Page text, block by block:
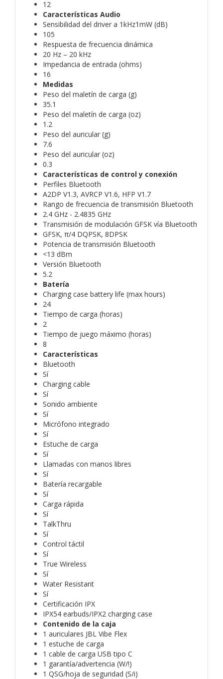
12
Características Audio
Sensibilidad del driver a 1kHz1mW (dB)
105
Respuesta de frecuencia dinámica
20 Hz – 20 kHz
Impedancia de entrada (ohms)
16
Medidas
Peso del maletín de carga (g)
35.1
Peso del maletín de carga (oz)
1.2
Peso del auricular (g)
7.6
Peso del auricular (oz)
0.3
Características de control y conexión
Perfiles Bluetooth
A2DP V1.3, AVRCP V1.6, HFP V1.7
Rango de frecuencia de transmisión Bluetooth
2.4 GHz - 2.4835 GHz
Transmisión de modulación GFSK vía Bluetooth
GFSK, π/4 DQPSK, 8DPSK
Potencia de transmisión Bluetooth
<13 dBm
Versión Bluetooth
5.2
Batería
Charging case battery life (max hours)
24
Tiempo de carga (horas)
2
Tiempo de juego máximo (horas)
8
Características
Bluetooth
Sí
Charging cable
Sí
Sonido ambiente
Sí
Micrófono integrado
Sí
Estuche de carga
Sí
Llamadas con manos libres
Sí
Batería recargable
Sí
Carga rápida
Sí
TalkThru
Sí
Control táctil
Sí
True Wireless
Sí
Water Resistant
Sí
Certificación IPX
IPX54 earbuds/IPX2 charging case
Contenido de la caja
1 auriculares JBL Vibe Flex
1 estuche de carga
1 cable de carga USB tipo C
1 garantía/advertencia (W/!)
1 QSG/hoja de seguridad (S/i)